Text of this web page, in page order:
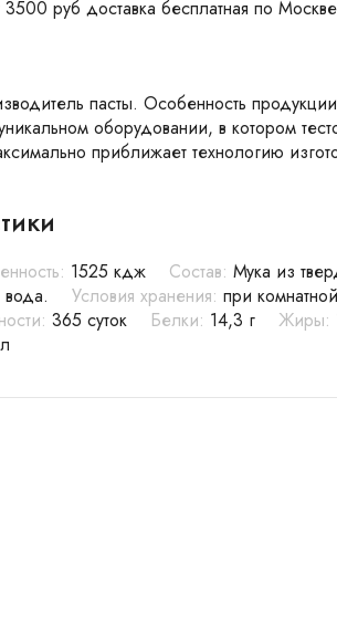
руб доставка бесплатная по
пасты. Особенность
оборудовании, в котором
приближает технологию
1525 кдж Состав: Мука из
вода.
Условия хранения: при
365 суток Белки: 14,3 г Жиры: